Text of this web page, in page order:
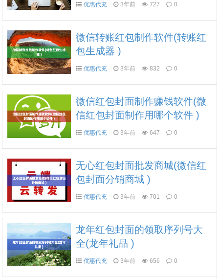
优惠代充 3年前 727 0
微信转账红包制作软件(转账红
包生成器 )
优惠代充 3年前 832 0
微信红包封面制作赚钱软件(微
信红包封面制作用哪个软件 )
优惠代充 3年前 647 0
无心红包封面批发商城(微信红
包封面分销商城 )
优惠代充 3年前 701 0
龙年红包封面的领取序列号大
全(龙年礼品 )
优惠代充 3年前 656 0